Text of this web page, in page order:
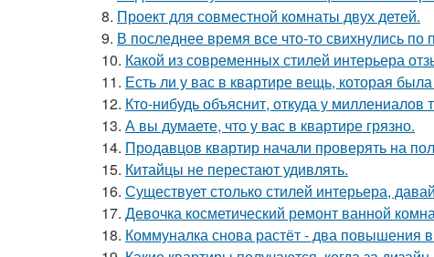
8. Проект для совместной комнаты двух детей.
9. В последнее время все что-то свихнулись по
10. Какой из современных стилей интерьера
11. Есть ли у вас в квартире вещь, которая
12. Кто-нибудь объяснит, откуда у
13. А вы думаете, что у вас в квартире грязно.
14. Продавцов квартир начали проверять на
15. Китайцы не перестают удивлять.
16. Существует столько стилей интерьера,
17. Девочка косметический ремонт ванной
18. Коммуналка снова растёт - два повышения в